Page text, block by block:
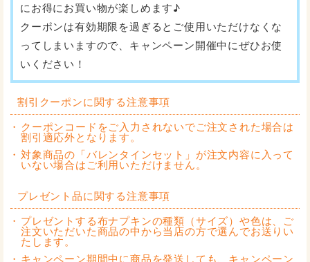
にお得にお買い物が楽しめます♪
クーポンは有効期限を過ぎるとご使用いただけなくな
ってしまいますので、キャンペーン開催中にぜひお使
いください！
割引クーポンに関する注意事項
クーポンコードをご入力されないでご注文された場合は
割引適応外となります。
対象商品の「バレンタインセット」が注文内容に入って
いない場合はご利用いただけません。
プレゼント品に関する注意事項
プレゼントする布ナプキンの種類（サイズ）や色は、ご
注文いただいた商品の中から当店の方で選んでお送りい
たします。
キャンペーン期間中に商品を発送しても、キャンペーン